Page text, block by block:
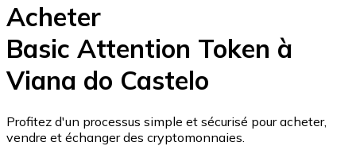
USD Coin
USDC
Acheter
Basic Attention Token à
Viana do Castelo
Profitez d'un processus simple et sécurisé pour acheter,
vendre et échanger des cryptomonnaies.